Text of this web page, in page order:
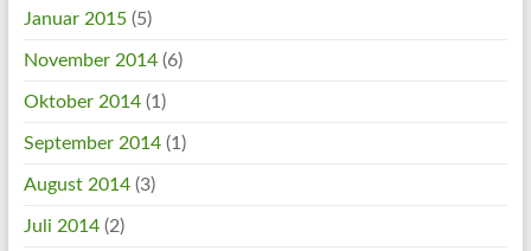
Januar 2015(5)
November 2014(6)
Oktober 2014(1)
September 2014(1)
August 2014(3)
Juli 2014(2)